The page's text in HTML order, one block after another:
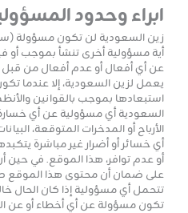
ابراء وحدود
زين السعودية لن تكون مسؤولة
أية مسؤولية أخرى تنشأ بموجب أو
عن أي أفعال أو عدم أفعال من
يعمل لزين السعودية، إلا عندما
استبعادها بموجب بالقوانين
السعودية أي مسؤولية عن أي خسارة
الأرباح أو المدخرات المتوقعة،
أي خسائر أو أضرار غير مباشرة
أو عدم توافر، هذا الموقع. في
على ضمان أن محتوى هذا الموقع
تتحمل أي مسؤولية إذا كان الحال
تكون مسؤولة عن أي أخطاء أو عن